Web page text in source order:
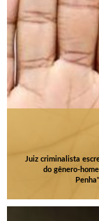
Juiz criminalista
do gênero-